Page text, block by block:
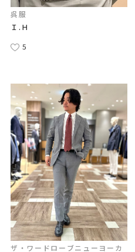
呉服
Ｉ.Ｈ
5
ザ・ワードローブニューヨーカ